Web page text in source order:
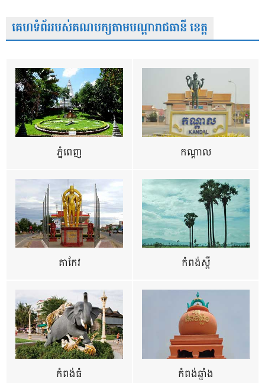
គេហទំព័ររបស់គណបក្សតាមបណ្តារាជធានី ខេត្ត
ភ្នំពេញ កណ្តាល
តាកែវ កំពង់ស្ពឺ
កំពង់ធំ កំពង់ឆ្នាំង